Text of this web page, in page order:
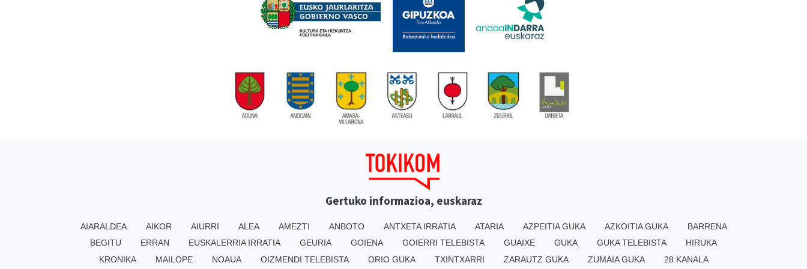
Gertuko informazioa, euskaraz
AIARALDEA AIKOR AIURRI ALEA AMEZTI ANBOTO ANTXETA IRRATIA ATARIA AZPEITIA GUKA AZKOITIA GUKA
BARRENA
BEGITU
ERRAN EUSKALERRIA IRRATIA GEURIA GOIENA GOIERRI TELEBISTA GUAIXE GUKA GUKA TELEBISTA
HIRUKA
KRONIKA
MAILOPE NOAUA OIZMENDI TELEBISTA ORIO GUKA TXINTXARRI ZARAUTZ GUKA ZUMAIA GUKA 28 KANALA